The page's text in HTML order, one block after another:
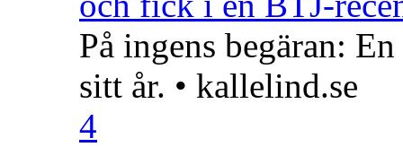
På ingens begäran:
sitt år. • kallelind.se
4